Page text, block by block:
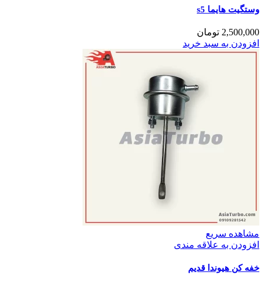
وستگیت هایما s5
2,500,000 تومان
افزودن به سبد خرید
مشاهده سریع
افزودن به علاقه مندی
خفه کن هیوندا قدیم